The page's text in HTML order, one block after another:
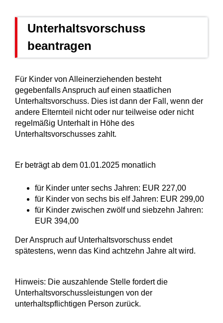
Unterhaltsvorschuss
beantragen
Für Kinder von Alleinerziehenden besteht
gegebenfalls Anspruch auf einen staatlichen
Unterhaltsvorschuss. Dies ist dann der Fall, wenn der
andere Elternteil nicht oder nur teilweise oder nicht
regelmäßig Unterhalt in Höhe des
Unterhaltsvorschusses zahlt.
Er beträgt ab dem 01.01.2025 monatlich
für Kinder unter sechs Jahren: EUR 227,00
für Kinder von sechs bis elf Jahren: EUR 299,00
für Kinder zwischen zwölf und siebzehn Jahren:
EUR 394,00
Der Anspruch auf Unterhaltsvorschuss endet
spätestens, wenn das Kind achtzehn Jahre alt wird.
Hinweis: Die auszahlende Stelle fordert die
Unterhaltsvorschussleistungen von der
unterhaltspflichtigen Person zurück.